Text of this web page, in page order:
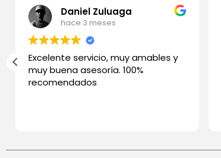
Daniel Zuluaga
hace 3 meses
Excelente servicio, muy amables y
muy buena asesoría. 100%
recomendados